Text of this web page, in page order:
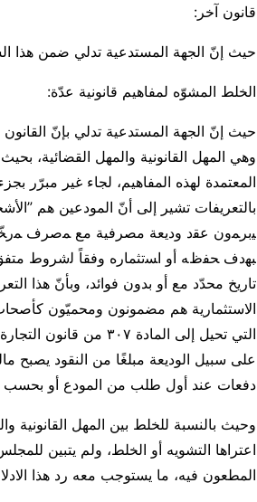
قانون آخر:
حيث إنّ الجهة المستدعية تدلي ضمن هذا
الخلط المشوّه لمفاهيم قانونية عدّة:
حيث إنّ الجهة المستدعية تدلي بإنّ
وهي المهل القانونية والمهل القضائية،
المعتمدة لهذه المفاهيم، لجاء غير مبرّر
بالتعريفات تشير إلى أنّ المودعين هم
ﯿبرﻤون ﻋﻘد وديعة مصرفية مع ﻤصرف
ﺒﻬدف ﺤﻔظﻪ أو اﺴتثمارﻩ وﻓﻘﺎً ﻟشروط
تاريخ محدّد مع أو بدون فوائد، وبأنّ هذا
التي تحيل إلى
على سبيل الوديعة مبلغًا من النقود يصبح
دفعات عند أول طلب من المودع أو بحسب
وحيث بالنسبة للخلط بين المهل القانونية
اعتراها التشويه أو الخلط، ولم يتبين
المطعون فيه، ما يستوجب معه رد هذا